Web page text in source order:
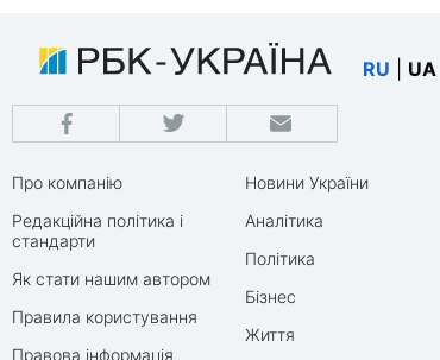
RU UA
Про компанію
Редакційна політика і
стандарти
Як стати нашим автором
Правила користування
Правова інформація
Новини України
Аналітика
Політика
Бізнес
Життя